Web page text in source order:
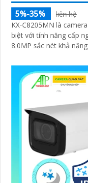
5%-35%
liên hệ
KX-C8205MN là
biệt với tính năng cấp nguồn
8.0MP sắc nét khả